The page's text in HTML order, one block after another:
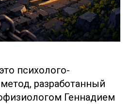
психолого-
разработанный
Геннадием